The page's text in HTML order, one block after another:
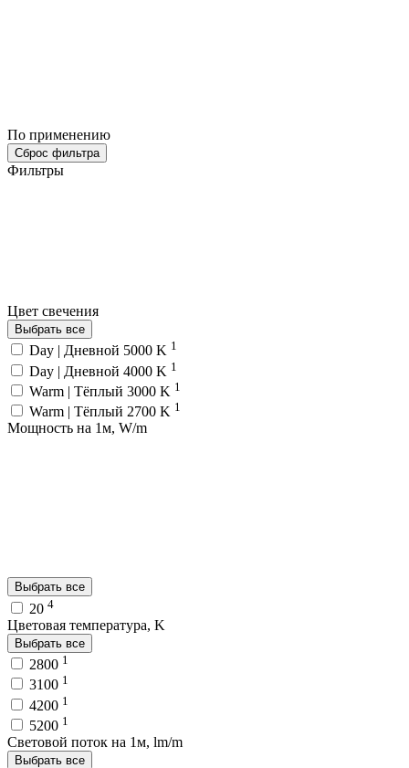
По применению
Сброс фильтра
Фильтры
Цвет свечения
Выбрать все
Day | Дневной 5000 K 1
Day | Дневной 4000 K 1
Warm | Тёплый 3000 K 1
Warm | Тёплый 2700 K 1
Мощность на 1м, W/m
Выбрать все
20 4
Цветовая температура, K
Выбрать все
2800 1
3100 1
4200 1
5200 1
Световой поток на 1м, lm/m
Выбрать все